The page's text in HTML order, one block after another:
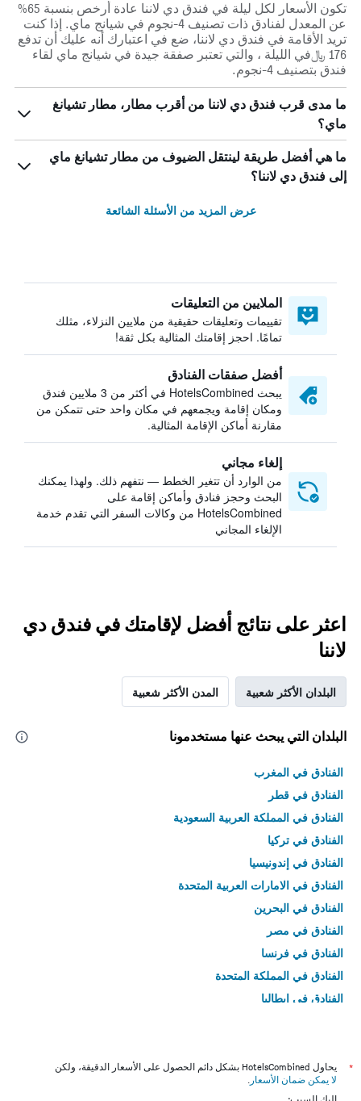
تكون الأسعار لكل ليلة في فندق دي لاننا عادة أرخص بنسبة 65%
عن المعدل لفنادق ذات تصنيف 4-نجوم في شيانج ماي. إذا كنت
تريد الأقامة في فندق دي لاننا، ضع في اعتبارك أنه عليك أن تدفع
176 ﷼في الليلة ، والتي تعتبر صفقة جيدة في شيانج ماي لقاء
فندق بتصنيف 4-نجوم.
ما مدى قرب فندق دي لاننا من أقرب مطار، مطار تشيانغ
ماي؟
ما هي أفضل طريقة لينتقل الضيوف من مطار تشيانغ ماي
إلى فندق دي لاننا؟
عرض المزيد من الأسئلة الشائعة
الملايين من التعليقات
تقييمات وتعليقات حقيقية من ملايين النزلاء، مثلك
تمامًا. احجز إقامتك المثالية بكل ثقة!
أفضل صفقات الفنادق
يبحث HotelsCombined في أكثر من 3 ملايين فندق
ومكان إقامة ويجمعهم في مكان واحد حتى تتمكن من
مقارنة أماكن الإقامة المثالية.
إلغاء مجاني
من الوارد أن تتغير الخطط — نتفهم ذلك. ولهذا يمكنك
البحث وحجز فنادق وأماكن إقامة على
HotelsCombined من وكالات السفر التي تقدم خدمة
الإلغاء المجاني
اعثر على نتائج أفضل لإقامتك في فندق دي
لاننا
البلدان الأكثر شعبية المدن الأكثر شعبية
البلدان التي يبحث عنها مستخدمونا
الفنادق في المغرب
الفنادق في قطر
الفنادق في المملكة العربية السعودية
الفنادق في تركيا
الفنادق في إندونيسيا
الفنادق في الامارات العربية المتحدة
الفنادق في البحرين
الفنادق في مصر
الفنادق في فرنسا
الفنادق في المملكة المتحدة
الفنادق في إيطاليا
*
يحاول HotelsCombined بشكل دائم الحصول على الأسعار الدقيقة، ولكن
لا يمكن ضمان الأسعار .